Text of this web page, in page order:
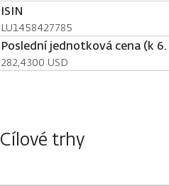
ISIN
LU1458427785
Poslední jednotková cena (k
282,4300 USD
Cílové trhy